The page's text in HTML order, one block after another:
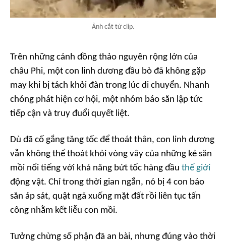
Ảnh cắt từ clip.
Trên những cánh đồng thảo nguyên rộng lớn của
châu Phi, một con linh dương đầu bò đã không gặp
may khi bị tách khỏi đàn trong lúc di chuyển. Nhanh
chóng phát hiện cơ hội, một nhóm báo săn lập tức
tiếp cận và truy đuổi quyết liệt.
Dù đã cố gắng tăng tốc để thoát thân, con linh dương
vẫn không thể thoát khỏi vòng vây của những kẻ săn
mồi nổi tiếng với khả năng bứt tốc hàng đầu thế giới
động vật. Chỉ trong thời gian ngắn, nó bị 4 con báo
săn áp sát, quật ngã xuống mặt đất rồi liên tục tấn
công nhằm kết liễu con mồi.
Tưởng chừng số phận đã an bài, nhưng đúng vào thời